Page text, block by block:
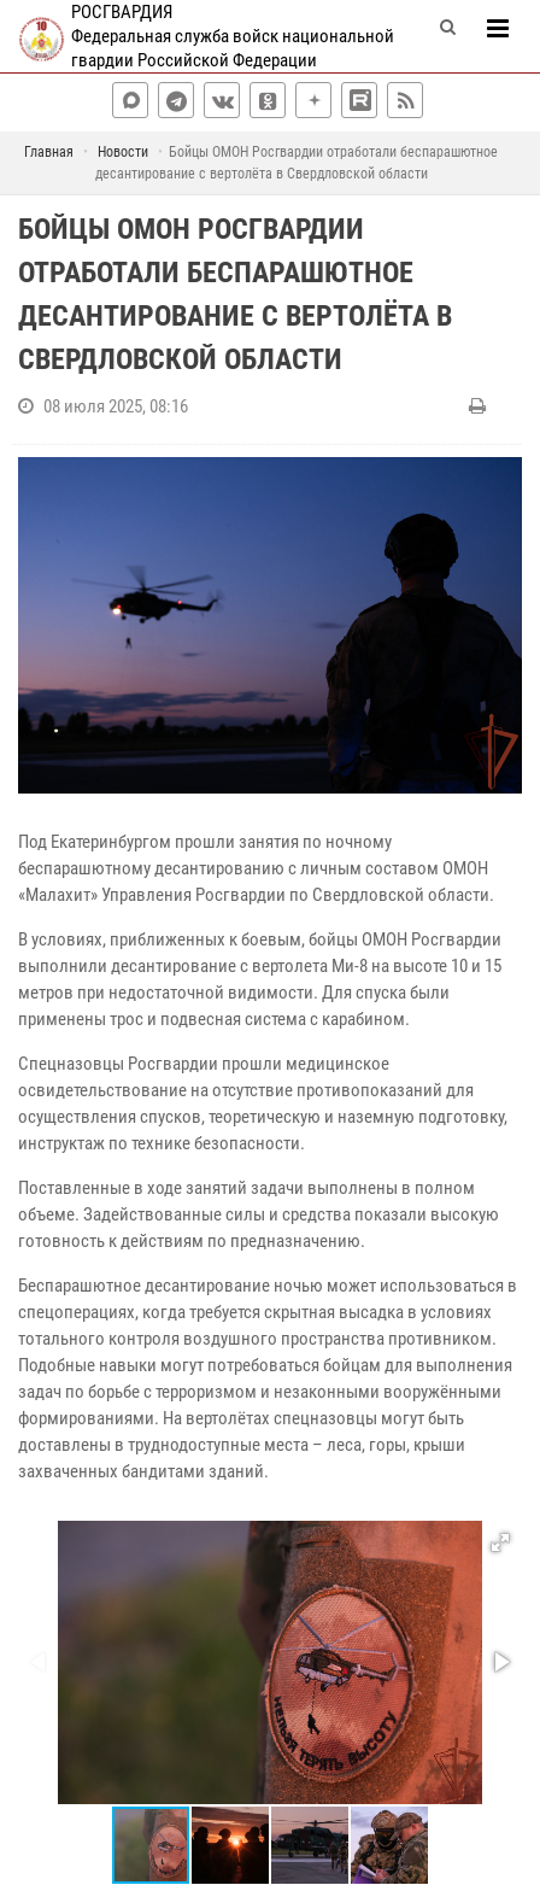
РОСГВАРДИЯ
Федеральная служба войск национальной
гвардии Российской Федерации
Главная Новости
Бойцы ОМОН Росгвардии отработали беспарашютное
десантирование с вертолёта в Свердловской области
БОЙЦЫ ОМОН РОСГВАРДИИ
ОТРАБОТАЛИ БЕСПАРАШЮТНОЕ
ДЕСАНТИРОВАНИЕ С ВЕРТОЛЁТА В
СВЕРДЛОВСКОЙ ОБЛАСТИ
08 июля 2025, 08:16
Под Екатеринбургом прошли занятия по ночному
беспарашютному десантированию с личным составом ОМОН
«Малахит» Управления Росгвардии по Свердловской области.
В условиях, приближенных к боевым, бойцы ОМОН Росгвардии
выполнили десантирование с вертолета Ми-8 на высоте 10 и 15
метров при недостаточной видимости. Для спуска были
применены трос и подвесная система с карабином.
Спецназовцы Росгвардии прошли медицинское
освидетельствование на отсутствие противопоказаний для
осуществления спусков, теоретическую и наземную подготовку,
инструктаж по технике безопасности.
Поставленные в ходе занятий задачи выполнены в полном
объеме. Задействованные силы и средства показали высокую
готовность к действиям по предназначению.
Беспарашютное десантирование ночью может использоваться в
спецоперациях, когда требуется скрытная высадка в условиях
тотального контроля воздушного пространства противником.
Подобные навыки могут потребоваться бойцам для выполнения
задач по борьбе с терроризмом и незаконными вооружёнными
формированиями. На вертолётах спецназовцы могут быть
доставлены в труднодоступные места – леса, горы, крыши
захваченных бандитами зданий.